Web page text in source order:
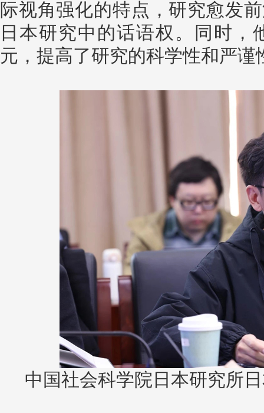
际视角强化的特点，研究愈发
日本研究中的话语权。同时
元，提高了研究的科学性和严谨
中国社会科学院日本研究所